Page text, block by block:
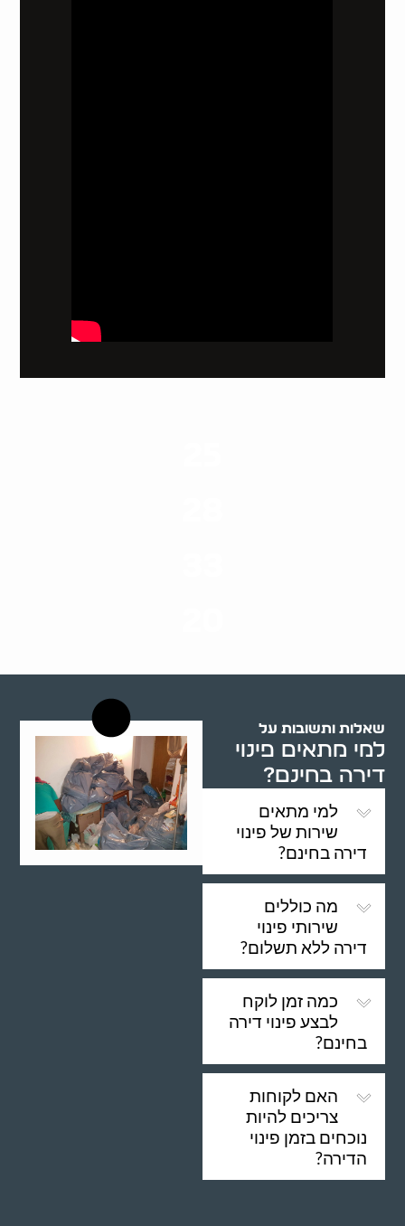
שאלות ותשובות על
למי מתאים פינוי
דירה בחינם?
למי מתאים
שירות של פינוי
דירה בחינם?
מה כוללים
שירותי פינוי
דירה ללא תשלום?
כמה זמן לוקח
לבצע פינוי דירה
בחינם?
האם לקוחות
צריכים להיות
נוכחים בזמן פינוי
הדירה?